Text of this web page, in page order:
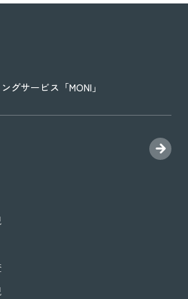
グサービス「MONI」